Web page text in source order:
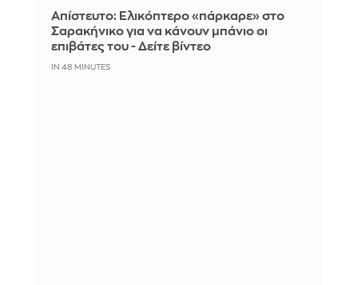
Απίστευτο: Ελικόπτερο «πάρκαρε» στο
Σαρακήνικο για να κάνουν μπάνιο οι
επιβάτες του - Δείτε βίντεο
IN 48 MINUTES